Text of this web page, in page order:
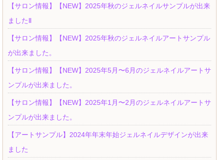
【サロン情報】【NEW】2025年秋のジェルネイルサンプルが出来
ましたⅡ
【サロン情報】【NEW】2025年秋のジェルネイルアートサンプル
が出来ました。
【サロン情報】【NEW】2025年5月〜6月のジェルネイルアートサ
ンプルが出来ました。
【サロン情報】【NEW】2025年1月〜2月のジェルネイルアートサ
ンプルが出来ました。
【アートサンプル】2024年年末年始ジェルネイルデザインが出来
ました